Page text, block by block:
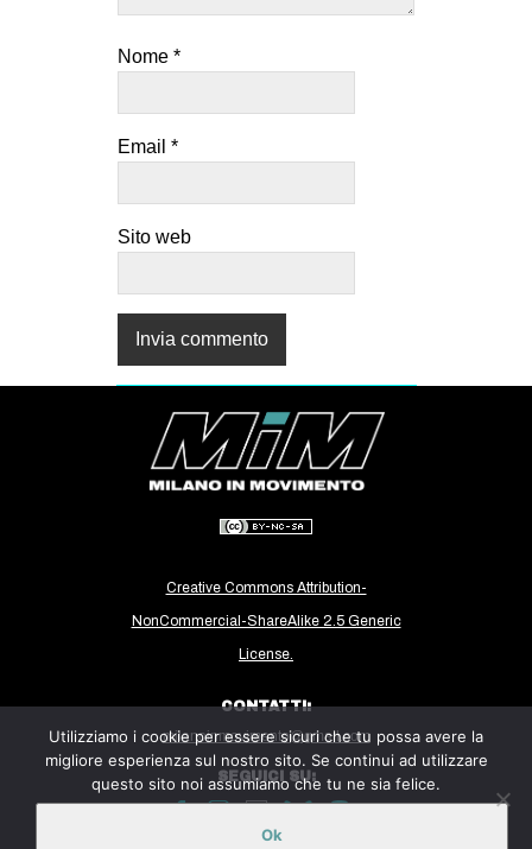
Nome *
Email *
Sito web
Creative Commons Attribution-
NonCommercial-ShareAlike 2.5 Generic
License.
CONTATTI:
milanoinmovimento@gmail.com
SEGUICI SU:
Utilizziamo i cookie per essere sicuri che tu possa avere la
migliore esperienza sul nostro sito. Se continui ad utilizzare
questo sito noi assumiamo che tu ne sia felice.
Ok